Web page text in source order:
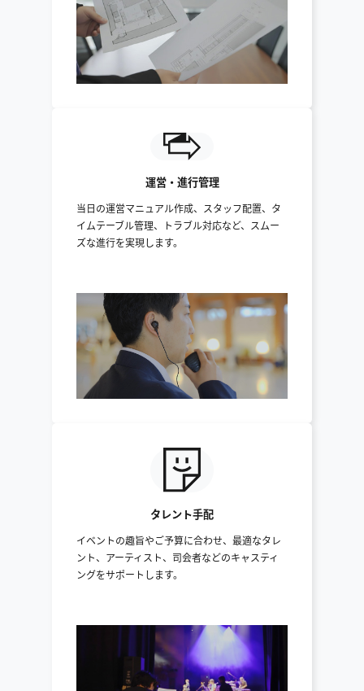
運営・進行管理
当日の運営マニュアル作成、スタッフ配置、タ
イムテーブル管理、トラブル対応など、スムー
ズな進行を実現します。
タレント手配
イベントの趣旨やご予算に合わせ、最適なタレ
ント、アーティスト、司会者などのキャスティ
ングをサポートします。